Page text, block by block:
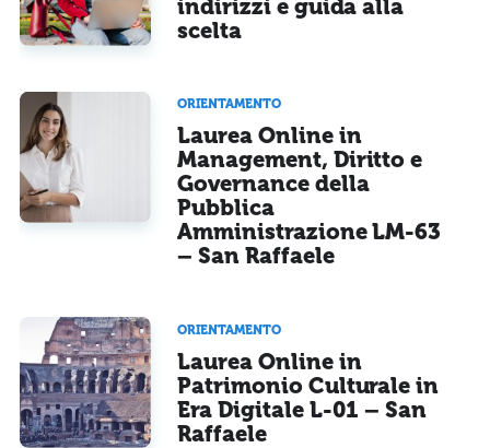
indirizzi e guida alla
scelta
ORIENTAMENTO
Laurea Online in
Management, Diritto e
Governance della
Pubblica
Amministrazione LM-63
– San Raffaele
ORIENTAMENTO
Laurea Online in
Patrimonio Culturale in
Era Digitale L-01 – San
Raffaele